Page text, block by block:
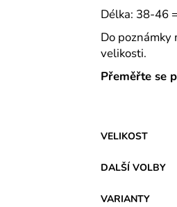
Délka: 38-46
Do poznámky
velikosti.
Přeměřte se
VELIKOST
DALŠÍ VOLBY
VARIANTY